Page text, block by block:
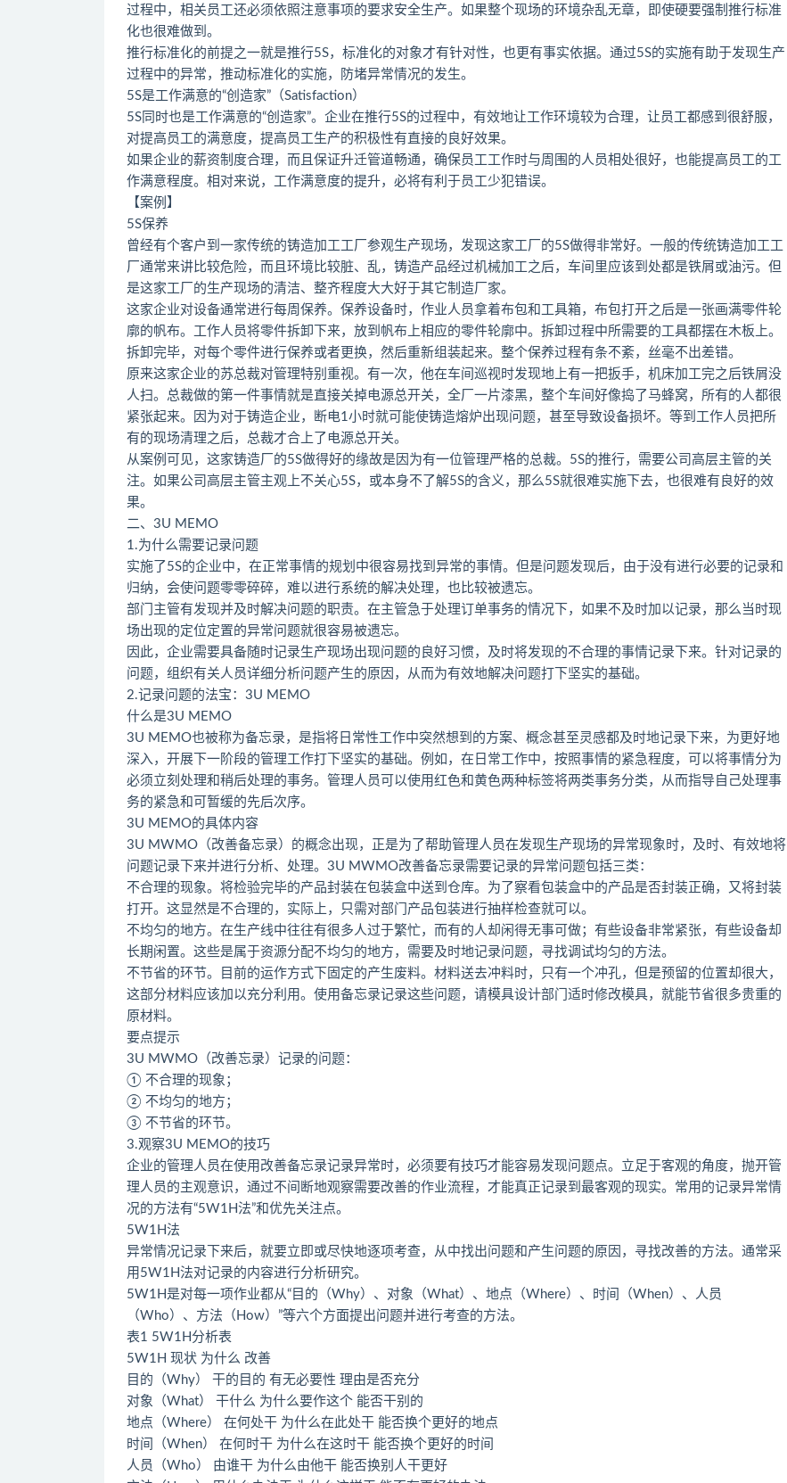
过程中，相关员工还必须依照注意事项的要求安全生产。如果整个现场的环境杂乱无章，即使硬要强制推行标准
化也很难做到。
推行标准化的前提之一就是推行5S，标准化的对象才有针对性，也更有事实依据。通过5S的实施有助于发现生产
过程中的异常，推动标准化的实施，防堵异常情况的发生。
5S是工作满意的“创造家”（Satisfaction）
5S同时也是工作满意的“创造家”。企业在推行5S的过程中，有效地让工作环境较为合理，让员工都感到很舒服，
对提高员工的满意度，提高员工生产的积极性有直接的良好效果。
如果企业的薪资制度合理，而且保证升迁管道畅通，确保员工工作时与周围的人员相处很好，也能提高员工的工
作满意程度。相对来说，工作满意度的提升，必将有利于员工少犯错误。
【案例】
5S保养
曾经有个客户到一家传统的铸造加工工厂参观生产现场，发现这家工厂的5S做得非常好。一般的传统铸造加工工
厂通常来讲比较危险，而且环境比较脏、乱，铸造产品经过机械加工之后，车间里应该到处都是铁屑或油污。但
是这家工厂的生产现场的清洁、整齐程度大大好于其它制造厂家。
这家企业对设备通常进行每周保养。保养设备时，作业人员拿着布包和工具箱，布包打开之后是一张画满零件轮
廓的帆布。工作人员将零件拆卸下来，放到帆布上相应的零件轮廓中。拆卸过程中所需要的工具都摆在木板上。
拆卸完毕，对每个零件进行保养或者更换，然后重新组装起来。整个保养过程有条不紊，丝毫不出差错。
原来这家企业的苏总裁对管理特别重视。有一次，他在车间巡视时发现地上有一把扳手，机床加工完之后铁屑没
人扫。总裁做的第一件事情就是直接关掉电源总开关，全厂一片漆黑，整个车间好像捣了马蜂窝，所有的人都很
紧张起来。因为对于铸造企业，断电1小时就可能使铸造熔炉出现问题，甚至导致设备损坏。等到工作人员把所
有的现场清理之后，总裁才合上了电源总开关。
从案例可见，这家铸造厂的5S做得好的缘故是因为有一位管理严格的总裁。5S的推行，需要公司高层主管的关
注。如果公司高层主管主观上不关心5S，或本身不了解5S的含义，那么5S就很难实施下去，也很难有良好的效
果。
二、3U MEMO
1.为什么需要记录问题
实施了5S的企业中，在正常事情的规划中很容易找到异常的事情。但是问题发现后，由于没有进行必要的记录和
归纳，会使问题零零碎碎，难以进行系统的解决处理，也比较被遗忘。
部门主管有发现并及时解决问题的职责。在主管急于处理订单事务的情况下，如果不及时加以记录，那么当时现
场出现的定位定置的异常问题就很容易被遗忘。
因此，企业需要具备随时记录生产现场出现问题的良好习惯，及时将发现的不合理的事情记录下来。针对记录的
问题，组织有关人员详细分析问题产生的原因，从而为有效地解决问题打下坚实的基础。
2.记录问题的法宝：3U MEMO
什么是3U MEMO
3U MEMO也被称为备忘录，是指将日常性工作中突然想到的方案、概念甚至灵感都及时地记录下来，为更好地
深入，开展下一阶段的管理工作打下坚实的基础。例如，在日常工作中，按照事情的紧急程度，可以将事情分为
必须立刻处理和稍后处理的事务。管理人员可以使用红色和黄色两种标签将两类事务分类，从而指导自己处理事
务的紧急和可暂缓的先后次序。
3U MEMO的具体内容
3U MWMO（改善备忘录）的概念出现，正是为了帮助管理人员在发现生产现场的异常现象时，及时、有效地将
问题记录下来并进行分析、处理。3U MWMO改善备忘录需要记录的异常问题包括三类：
不合理的现象。将检验完毕的产品封装在包装盒中送到仓库。为了察看包装盒中的产品是否封装正确，又将封装
打开。这显然是不合理的，实际上，只需对部门产品包装进行抽样检查就可以。
不均匀的地方。在生产线中往往有很多人过于繁忙，而有的人却闲得无事可做；有些设备非常紧张，有些设备却
长期闲置。这些是属于资源分配不均匀的地方，需要及时地记录问题，寻找调试均匀的方法。
不节省的环节。目前的运作方式下固定的产生废料。材料送去冲料时，只有一个冲孔，但是预留的位置却很大，
这部分材料应该加以充分利用。使用备忘录记录这些问题，请模具设计部门适时修改模具，就能节省很多贵重的
原材料。
要点提示
3U MWMO（改善忘录）记录的问题：
① 不合理的现象；
② 不均匀的地方；
③ 不节省的环节。
3.观察3U MEMO的技巧
企业的管理人员在使用改善备忘录记录异常时，必须要有技巧才能容易发现问题点。立足于客观的角度，抛开管
理人员的主观意识，通过不间断地观察需要改善的作业流程，才能真正记录到最客观的现实。常用的记录异常情
况的方法有“5W1H法”和优先关注点。
5W1H法
异常情况记录下来后，就要立即或尽快地逐项考查，从中找出问题和产生问题的原因，寻找改善的方法。通常采
用5W1H法对记录的内容进行分析研究。
5W1H是对每一项作业都从“目的（Why）、对象（What）、地点（Where）、时间（When）、人员
（Who）、方法（How）”等六个方面提出问题并进行考查的方法。
表1 5W1H分析表
5W1H 现状 为什么 改善
目的（Why） 干的目的 有无必要性 理由是否充分
对象（What） 干什么 为什么要作这个 能否干别的
地点（Where） 在何处干 为什么在此处干 能否换个更好的地点
时间（When） 在何时干 为什么在这时干 能否换个更好的时间
人员（Who） 由谁干 为什么由他干 能否换别人干更好